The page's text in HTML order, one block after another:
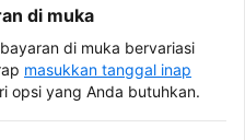
di muka
di muka bervariasi
masukkan tanggal inap
opsi yang Anda butuhkan.